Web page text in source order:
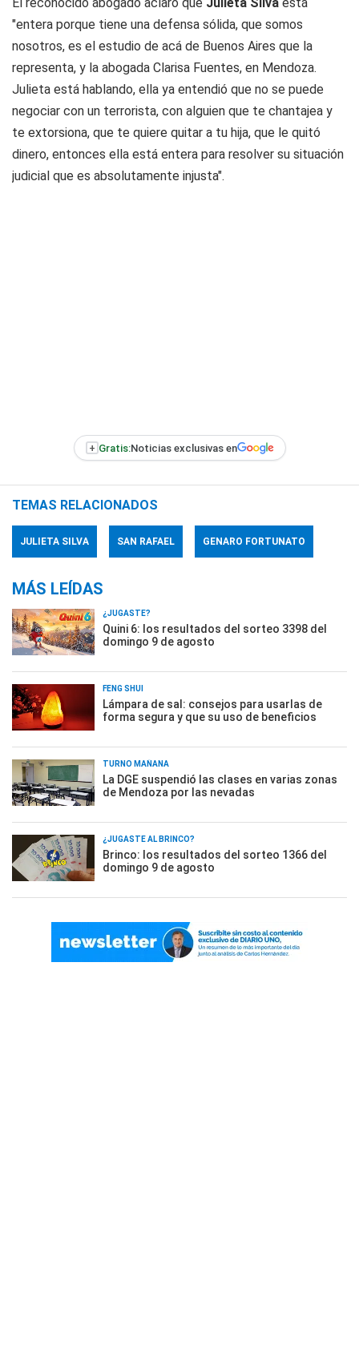
El reconocido abogado aclaró que Julieta Silva está
"entera porque tiene una defensa sólida, que somos
nosotros, es el estudio de acá de Buenos Aires que la
representa, y la abogada Clarisa Fuentes, en Mendoza.
Julieta está hablando, ella ya entendió que no se puede
negociar con un terrorista, con alguien que te chantajea y
te extorsiona, que te quiere quitar a tu hija, que le quitó
dinero, entonces ella está entera para resolver su situación
judicial que es absolutamente injusta".
+ Gratis:Noticias exclusivas en
TEMAS RELACIONADOS
JULIETA SILVA SAN RAFAEL GENARO FORTUNATO
MÁS LEÍDAS
¿JUGASTE?
Quini 6: los resultados del sorteo 3398 del
domingo 9 de agosto
FENG SHUI
Lámpara de sal: consejos para usarlas de
forma segura y que su uso de beneficios
TURNO MAÑANA
La DGE suspendió las clases en varias zonas
de Mendoza por las nevadas
¿JUGASTE AL BRINCO?
Brinco: los resultados del sorteo 1366 del
domingo 9 de agosto